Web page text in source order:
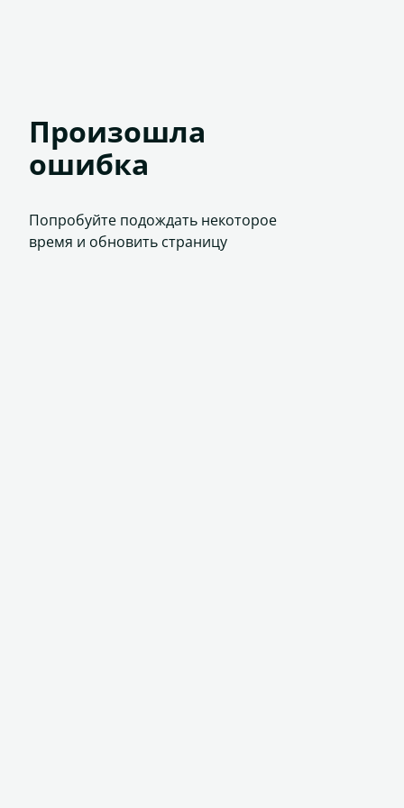
Произошла
ошибка
Попробуйте подождать некоторое
время и обновить страницу